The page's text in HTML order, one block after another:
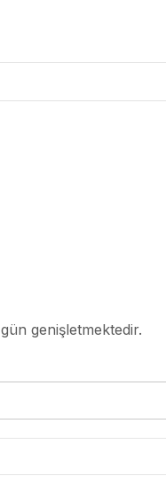
genişletmektedir.